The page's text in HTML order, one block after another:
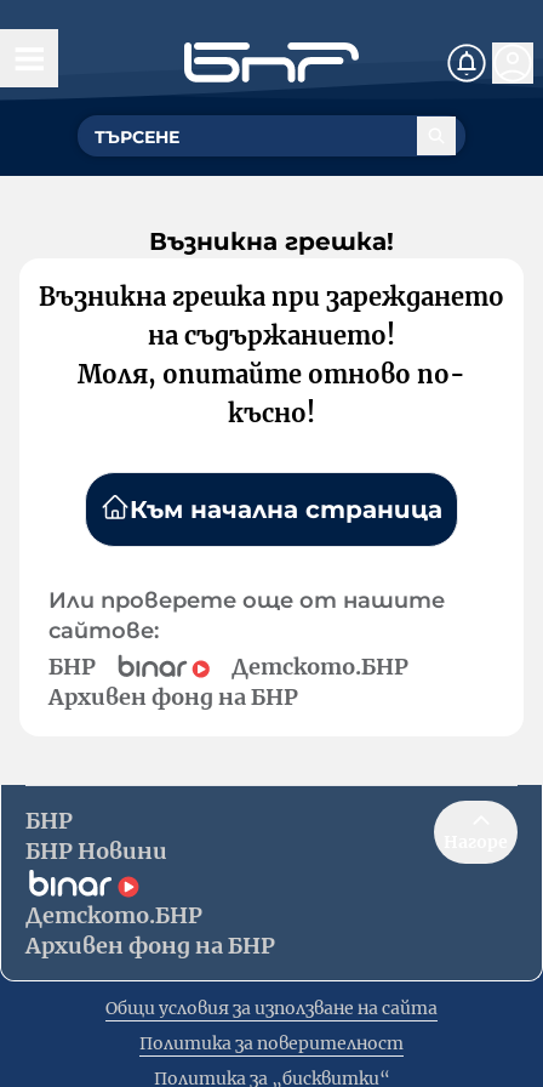
Възникна грешка!
Възникна грешка при зареждането
на съдържанието!
Моля, опитайте отново по-
късно!
Към начална страница
Или проверете още от нашите
сайтове:
БНР
Детското.БНР
Архивен фонд на БНР
БНР
БНР Новини
Детското.БНР
Архивен фонд на БНР
Общи условия за използване на сайта
Политика за поверителност
Политика за „бисквитки“